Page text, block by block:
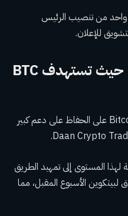
واحد من تنصيب الرئيس
للإعلان.
مفتاح مستويات الدعم حيث تستهدف BTC
يراقب المتداولون عن كثب قدرة Bitcoin على الحفاظ على دعم كبير
لهذا المستوى إلى تمهيد الطريق
الأسبوع المقبل، مما